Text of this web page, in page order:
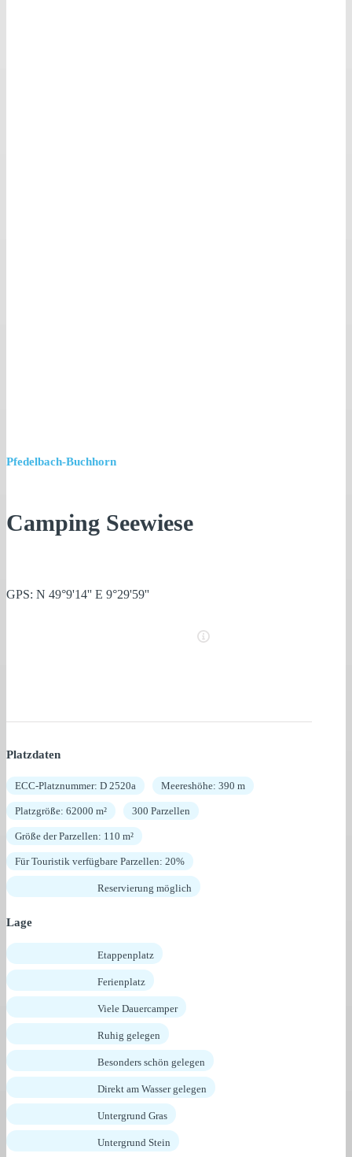
Pfedelbach-Buchhorn
Camping Seewiese
GPS: N 49°9'14'' E 9°29'59''
Platzdaten
ECC-Platznummer: D 2520a Meereshöhe: 390 m
Platzgröße: 62000 m² 300 Parzellen
Größe der Parzellen: 110 m²
Für Touristik verfügbare Parzellen: 20%
Reservierung möglich
Lage
Etappenplatz
Ferienplatz
Viele Dauercamper
Ruhig gelegen
Besonders schön gelegen
Direkt am Wasser gelegen
Untergrund Gras
Untergrund Stein